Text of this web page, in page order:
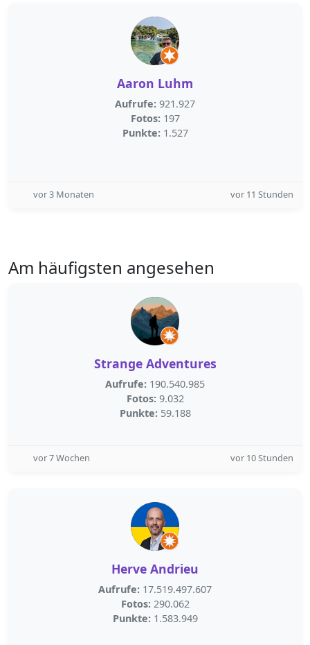
Aaron Luhm
Aufrufe: 921.927
Fotos: 197
Punkte: 1.527
vor 3 Monaten vor 11 Stunden
Am häufigsten angesehen
Strange Adventures
Aufrufe: 190.540.985
Fotos: 9.032
Punkte: 59.188
vor 7 Wochen vor 10 Stunden
Herve Andrieu
Aufrufe: 17.519.497.607
Fotos: 290.062
Punkte: 1.583.949